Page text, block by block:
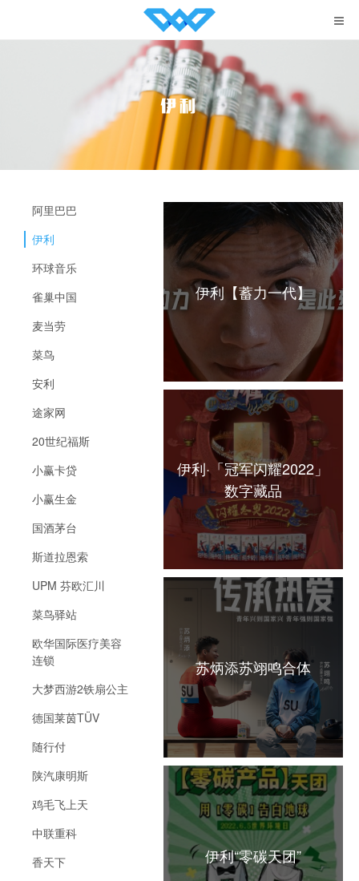
我们 About Us
服务 Services
案例 Portfolio
Contact
English
伊利
阿里巴巴
伊利
环球音乐
雀巢中国
麦当劳
菜鸟
安利
途家网
20世纪福斯
小赢卡贷
小赢生金
国酒茅台
斯道拉恩索
UPM 芬欧汇川
菜鸟驿站
欧华国际医疗美容
连锁
大梦西游2铁扇公主
德国莱茵TÜV
随行付
陕汽康明斯
鸡毛飞上天
中联重科
香天下
伊利【蓄力一代】
伊利·「冠军闪耀2022」
数字藏品
苏炳添苏翊鸣合体
伊利“零碳天团”